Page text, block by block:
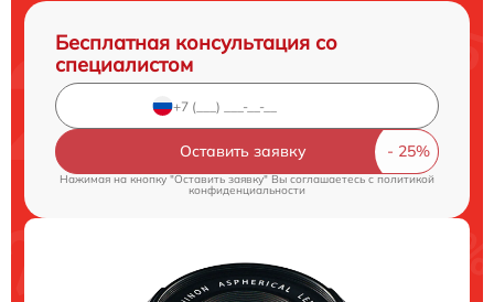
Бесплатная консультация со
специалистом
Оставить заявку
Нажимая на кнопку "Оставить заявку" Вы соглашаетесь c политикой
конфиденциальности